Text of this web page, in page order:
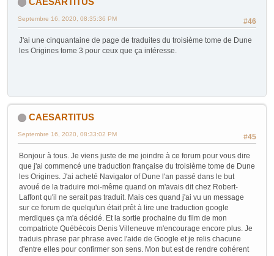
#46
Septembre 16, 2020, 08:35:36 PM
J'ai une cinquantaine de page de traduites du troisième tome de Dune
les Origines tome 3 pour ceux que ça intéresse.
CAESARTITUS
#45
Septembre 16, 2020, 08:33:02 PM
Bonjour à tous. Je viens juste de me joindre à ce forum pour vous dire
que j'ai commencé une traduction française du troisième tome de Dune
les Origines. J'ai acheté Navigator of Dune l'an passé dans le but
avoué de la traduire moi-même quand on m'avais dit chez Robert-
Laffont qu'il ne serait pas traduit. Mais ces quand j'ai vu un message
sur ce forum de quelqu'un était prêt à lire une traduction google
merdiques ça m'a décidé. Et la sortie prochaine du film de mon
compatriote Québécois Denis Villeneuve m'encourage encore plus. Je
traduis phrase par phrase avec l'aide de Google et je relis chacune
d'entre elles pour confirmer son sens. Mon but est de rendre cohérent